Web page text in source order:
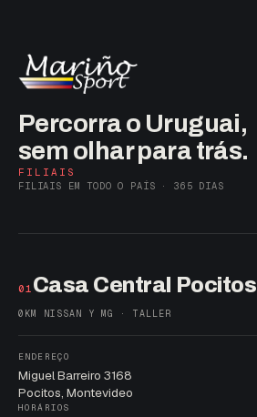
Percorra o Uruguai,
sem olhar para trás.
FILIAIS
FILIAIS EM TODO O PAÍS · 365 DIAS
01 Casa Central Pocitos
0KM NISSAN Y MG · TALLER
ENDEREÇO
Miguel Barreiro 3168
Pocitos, Montevideo
HORÁRIOS